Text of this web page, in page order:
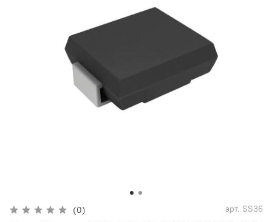
(0) арт. SS36